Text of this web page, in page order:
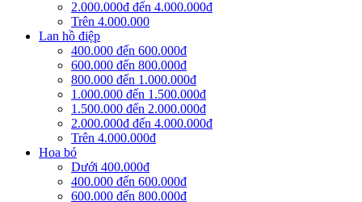
2.000.000đ đến 4.000.000đ
Trên 4.000.000
Lan hồ điệp
400.000 đến 600.000đ
600.000 đến 800.000đ
800.000 đến 1.000.000đ
1.000.000 đến 1.500.000đ
1.500.000 đến 2.000.000đ
2.000.000đ đến 4.000.000đ
Trên 4.000.000đ
Hoa bó
Dưới 400.000đ
400.000 đến 600.000đ
600.000 đến 800.000đ